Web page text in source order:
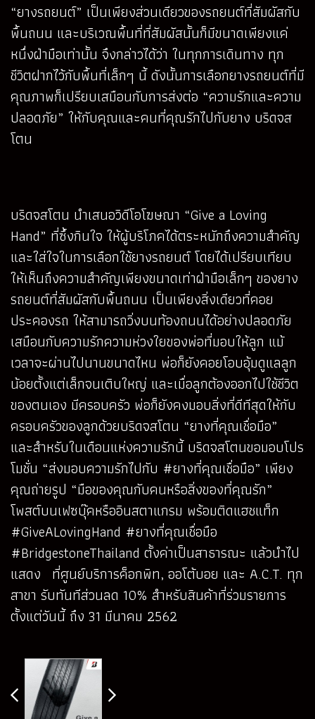
“ยางรถยนต์” เป็นเพียงส่วนเดียวของรถยนต์ที่สัมผัสกับ
พื้นถนน และบริเวณพื้นที่ที่สัมผัสนั้นก็มีขนาดเพียงแค่
หนึ่งฝ่ามือเท่านั้น จึงกล่าวได้ว่า ในทุกการเดินทาง ทุก
ชีวิตฝากไว้กับพื้นที่เล็กๆ นี้ ดังนั้นการเลือกยางรถยนต์ที่มี
คุณภาพก็เปรียบเสมือนกับการส่งต่อ “ความรักและความ
ปลอดภัย” ให้กับคุณและคนที่คุณรักไปกับยาง บริดจส
โตน
บริดจสโตน นำเสนอวิดีโอโฆษณา “Give a Loving
Hand” ที่ซึ้งกินใจ ให้ผู้บริโภคได้ตระหนักถึงความสำคัญ
และใส่ใจในการเลือกใช้ยางรถยนต์ โดยได้เปรียบเทียบ
ให้เห็นถึงความสำคัญเพียงขนาดเท่าฝ่ามือเล็กๆ ของยาง
รถยนต์ที่สัมผัสกับพื้นถนน เป็นเพียงสิ่งเดียวที่คอย
ประคองรถ ให้สามารถวิ่งบนท้องถนนได้อย่างปลอดภัย
เสมือนกับความรักความห่วงใยของพ่อที่มอบให้ลูก แม้
เวลาจะผ่านไปนานขนาดไหน พ่อก็ยังคอยโอบอุ้มดูแลลูก
น้อยตั้งแต่เล็กจนเติบใหญ่ และเมื่อลูกต้องออกไปใช้ชีวิต
ของตนเอง มีครอบครัว พ่อก็ยังคงมอบสิ่งที่ดีทีสุดให้กับ
ครอบครัวของลูกด้วยบริดจสโตน “ยางที่คุณเชื่อมือ”
และสำหรับในเดือนแห่งความรักนี้ บริดจสโตนขอมอบโปร
โมชั่น “ส่งมอบความรักไปกับ #ยางที่คุณเชื่อมือ” เพียง
คุณถ่ายรูป “มือของคุณกับคนหรือสิ่งของที่คุณรัก”
โพสต์บนเฟซบุ๊คหรืออินสตาแกรม พร้อมติดแฮชแท็ก
#GiveALovingHand #ยางที่คุณเชื่อมือ
#BridgestoneThailand ตั้งค่าเป็นสาธารณะ แล้วนำไป
แสดง ที่ศูนย์บริการค็อกพิท, ออโต้บอย และ A.C.T. ทุก
สาขา รับทันทีส่วนลด 10% สำหรับสินค้าที่ร่วมรายการ
ตั้งแต่วันนี้ ถึง 31 มีนาคม 2562